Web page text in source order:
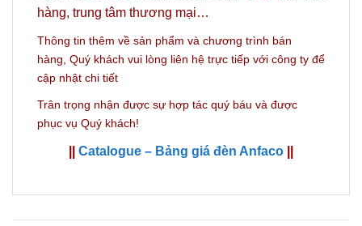
hàng, trung tâm thương mại…
Thông tin thêm về sản phẩm và chương trình bán
hàng, Quý khách vui lòng liên hệ trực tiếp với công ty để
cập nhật chi tiết
Trân trọng nhận được sự hợp tác quý báu và được
phục vụ Quý khách!
Catalogue – Bảng giá đèn Anfaco